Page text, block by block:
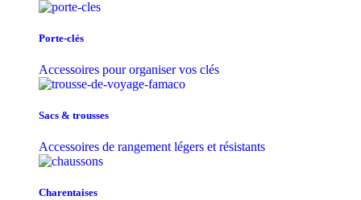
Porte-clés
Accessoires pour organiser vos clés
Sacs & trousse​s
Accessoires de rangement légers et résistants
Charentaises